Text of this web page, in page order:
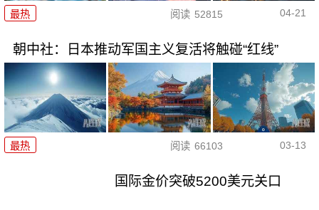
最热 阅读 52815 04-21
朝中社：日本推动军国主义复活将触碰“红线”
最热 阅读 66103 03-13
国际金价突破5200美元关口